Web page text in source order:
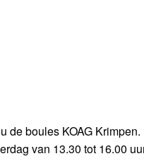
de boules KOAG
van 13.30 tot 16.00